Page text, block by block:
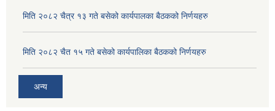
मिति २०८२ चैत्र १३ गते बसेको कार्यपालका बैठकको निर्णयहरु
मिति २०८२ चैत १५ गते बसेको कार्यपालिका बैठकको निर्णयहरु
अन्य